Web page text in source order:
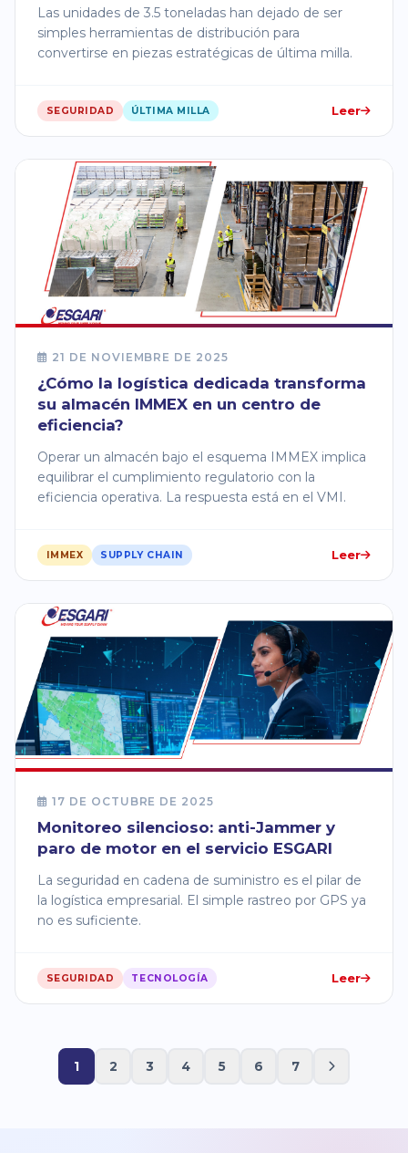
Las unidades de 3.5 toneladas han dejado de ser
simples herramientas de distribución para
convertirse en piezas estratégicas de última milla.
SEGURIDAD ÚLTIMA MILLA Leer
21 DE NOVIEMBRE DE 2025
¿Cómo la logística dedicada transforma
su almacén IMMEX en un centro de
eficiencia?
Operar un almacén bajo el esquema IMMEX implica
equilibrar el cumplimiento regulatorio con la
eficiencia operativa. La respuesta está en el VMI.
IMMEX SUPPLY CHAIN Leer
17 DE OCTUBRE DE 2025
Monitoreo silencioso: anti-Jammer y
paro de motor en el servicio ESGARI
La seguridad en cadena de suministro es el pilar de
la logística empresarial. El simple rastreo por GPS ya
no es suficiente.
SEGURIDAD TECNOLOGÍA Leer
1 2 3 4 5 6 7